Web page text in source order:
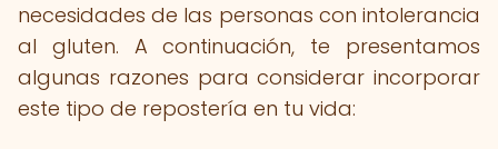
necesidades de las personas con intolerancia
al gluten. A continuación, te presentamos
algunas razones para considerar incorporar
este tipo de repostería en tu vida: